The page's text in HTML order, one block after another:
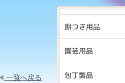
一覧へ戻る
餅つき用品
園芸用品
包丁製品